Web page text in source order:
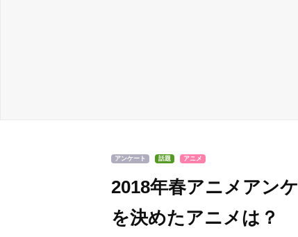
アンケート 話題 アニメ
2018年春アニメアン
を決めたアニメは？